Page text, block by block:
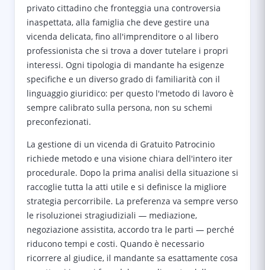
privato cittadino che fronteggia una controversia
inaspettata, alla famiglia che deve gestire una
vicenda delicata, fino all'imprenditore o al libero
professionista che si trova a dover tutelare i propri
interessi. Ogni tipologia di mandante ha esigenze
specifiche e un diverso grado di familiarità con il
linguaggio giuridico: per questo l'metodo di lavoro è
sempre calibrato sulla persona, non su schemi
preconfezionati.
La gestione di un vicenda di Gratuito Patrocinio
richiede metodo e una visione chiara dell'intero iter
procedurale. Dopo la prima analisi della situazione si
raccoglie tutta la atti utile e si definisce la migliore
strategia percorribile. La preferenza va sempre verso
le risoluzionei stragiudiziali — mediazione,
negoziazione assistita, accordo tra le parti — perché
riducono tempi e costi. Quando è necessario
ricorrere al giudice, il mandante sa esattamente cosa